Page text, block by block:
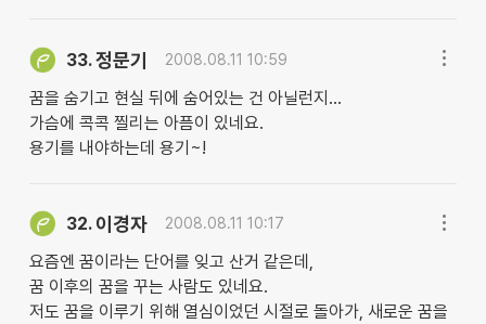
33.정문기 2008.08.11 10:59
꿈을 숨기고 현실 뒤에 숨어있는 건 아닐런지...
가슴에 콕콕 찔리는 아픔이 있네요.
용기를 내야하는데 용기~!
32. 이경자 2008.08.11 10:17
요즘엔 꿈이라는 단어를 잊고 산거 같은데,
꿈 이후의 꿈을 꾸는 사람도 있네요.
저도 꿈을 이루기 위해 열심이었던 시절로 돌아가, 새로운 꿈을